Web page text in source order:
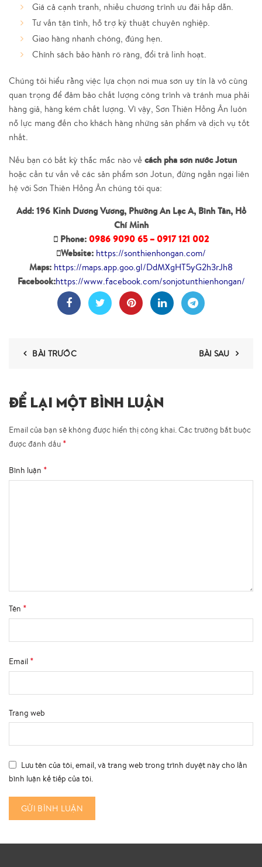
Giá cả cạnh tranh, nhiều chương trình ưu đãi hấp dẫn.
Tư vấn tận tình, hỗ trợ kỹ thuật chuyên nghiệp.
Giao hàng nhanh chóng, đúng hẹn.
Chính sách bảo hành rõ ràng, đổi trả linh hoạt.
Chúng tôi hiểu rằng việc lựa chọn nơi mua sơn uy tín là vô cùng
quan trọng để đảm bảo chất lượng công trình và tránh mua phải
hàng giả, hàng kém chất lượng. Vì vậy, Sơn Thiên Hồng Ân luôn
nỗ lực mang đến cho khách hàng những sản phẩm và dịch vụ tốt
nhất.
Nếu bạn có bất kỳ thắc mắc nào về cách pha sơn nước Jotun
hoặc cần tư vấn về các sản phẩm sơn Jotun, đừng ngần ngại liên
hệ với Sơn Thiên Hồng Ân chúng tôi qua:
Add: 196 Kinh Dương Vương, Phường An Lạc A, Bình Tân, Hồ
Chí Minh
Phone: 0986 9090 65 – 0917 121 002
Website: https://sonthienhongan.com/
Maps: https://maps.app.goo.gl/DdMXgHT5yG2h3rJh8
Facebook:https://www.facebook.com/sonjotunthienhongan/
BÀI TRƯỚC BÀI SAU
ĐỂ LẠI MỘT BÌNH LUẬN
Email của bạn sẽ không được hiển thị công khai.Các trường bắt buộc
được đánh dấu *
Bình luận *
Tên *
Email *
Trang web
Lưu tên của tôi, email, và trang web trong trình duyệt này cho lần
bình luận kế tiếp của tôi.